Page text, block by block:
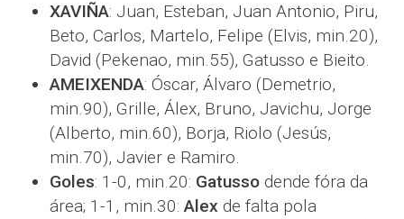
XAVIÑA: Juan, Esteban, Juan Antonio, Piru,
Beto, Carlos, Martelo, Felipe (Elvis, min.20),
David (Pekenao, min.55), Gatusso e Bieito.
AMEIXENDA: Óscar, Álvaro (Demetrio,
min.90), Grille, Álex, Bruno, Javichu, Jorge
(Alberto, min.60), Borja, Riolo (Jesús,
min.70), Javier e Ramiro.
Goles: 1-0, min.20: Gatusso dende fóra da
área; 1-1, min.30:Alex de falta pola